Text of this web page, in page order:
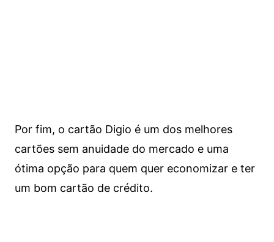
Por fim, o cartão Digio é um dos melhores
cartões sem anuidade do mercado e uma
ótima opção para quem quer economizar e ter
um bom cartão de crédito.